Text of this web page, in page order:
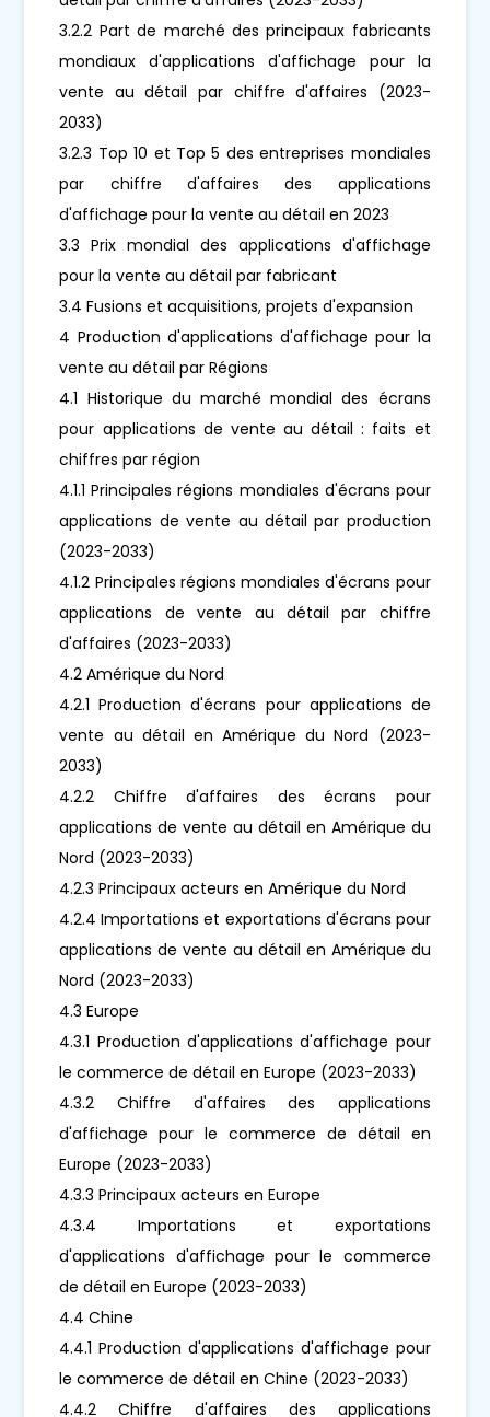
3.2.2 Part de marché des principaux fabricants
mondiaux d'applications d'affichage pour la
vente au détail par chiffre d'affaires (2023-
2033)
3.2.3 Top 10 et Top 5 des entreprises mondiales
par chiffre d'affaires des applications
d'affichage pour la vente au détail en 2023
3.3 Prix mondial des applications d'affichage
pour la vente au détail par fabricant
3.4 Fusions et acquisitions, projets d'expansion
4 Production d'applications d'affichage pour la
vente au détail par Régions
4.1 Historique du marché mondial des écrans
pour applications de vente au détail : faits et
chiffres par région
4.1.1 Principales régions mondiales d'écrans pour
applications de vente au détail par production
(2023-2033)
4.1.2 Principales régions mondiales d'écrans pour
applications de vente au détail par chiffre
d'affaires (2023-2033)
4.2 Amérique du Nord
4.2.1 Production d'écrans pour applications de
vente au détail en Amérique du Nord (2023-
2033)
4.2.2 Chiffre d'affaires des écrans pour
applications de vente au détail en Amérique du
Nord (2023-2033)
4.2.3 Principaux acteurs en Amérique du Nord
4.2.4 Importations et exportations d'écrans pour
applications de vente au détail en Amérique du
Nord (2023-2033)
4.3 Europe
4.3.1 Production d'applications d'affichage pour
le commerce de détail en Europe (2023-2033)
4.3.2 Chiffre d'affaires des applications
d'affichage pour le commerce de détail en
Europe (2023-2033)
4.3.3 Principaux acteurs en Europe
4.3.4 Importations et exportations
d'applications d'affichage pour le commerce
de détail en Europe (2023-2033)
4.4 Chine
4.4.1 Production d'applications d'affichage pour
le commerce de détail en Chine (2023-2033)
4.4.2 Chiffre d'affaires des applications